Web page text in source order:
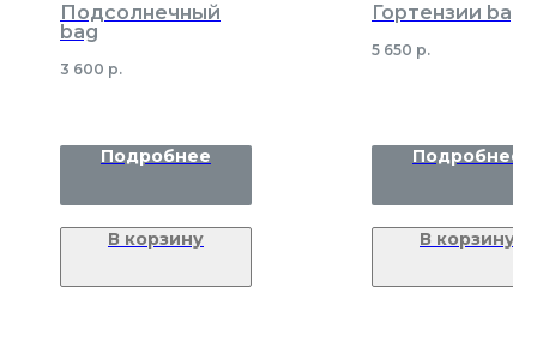
Подсолнечный
bag
3 600 р.
Подробнее
В корзину
Гортензии bag
5 650 р.
Подробнее
В корзину